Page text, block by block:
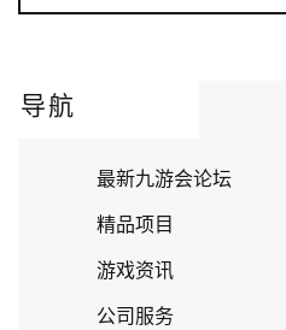
导航
最新九游会论坛
精品项目
游戏资讯
公司服务